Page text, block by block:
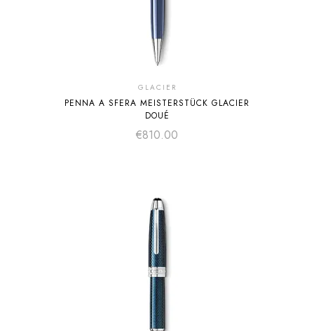
GLACIER
PENNA A SFERA MEISTERSTÜCK GLACIER
DOUÉ
€810.00